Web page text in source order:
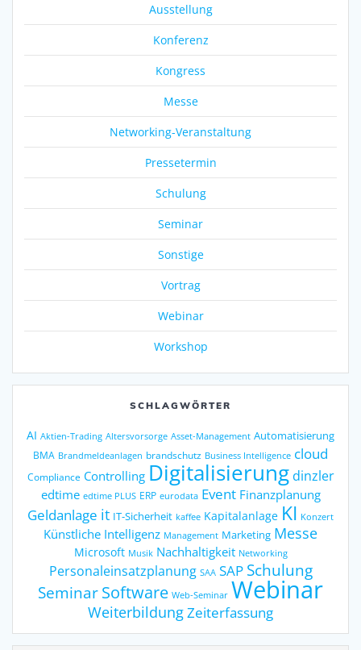
Ausstellung
Konferenz
Kongress
Messe
Networking-Veranstaltung
Pressetermin
Schulung
Seminar
Sonstige
Vortrag
Webinar
Workshop
SCHLAGWÖRTER
AI Aktien-Trading Altersvorsorge Asset-Management Automatisierung
BMA Brandmeldeanlagen brandschutz Business Intelligence cloud
Compliance Controlling Digitalisierung dinzler
edtime edtime PLUS ERP eurodata Event Finanzplanung
Geldanlage it IT-Sicherheit kaffee Kapitalanlage KI Konzert
Künstliche Intelligenz Management Marketing Messe
Microsoft Musik Nachhaltigkeit Networking
Personaleinsatzplanung SAA SAP Schulung
SeminarSoftware Web-Seminar Webinar
WeiterbildungZeiterfassung